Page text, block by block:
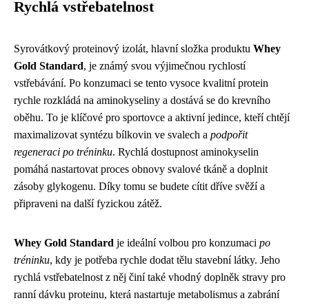
Rychlá vstřebatelnost
Syrovátkový proteinový izolát, hlavní složka produktu Whey
Gold Standard, je známý svou výjimečnou rychlostí
vstřebávání. Po konzumaci se tento vysoce kvalitní protein
rychle rozkládá na aminokyseliny a dostává se do krevního
oběhu. To je klíčové pro sportovce a aktivní jedince, kteří chtějí
maximalizovat syntézu bílkovin ve svalech a podpořit
regeneraci po tréninku. Rychlá dostupnost aminokyselin
pomáhá nastartovat proces obnovy svalové tkáně a doplnit
zásoby glykogenu. Díky tomu se budete cítit dříve svěží a
připraveni na další fyzickou zátěž.
Whey Gold Standard je ideální volbou pro konzumaci po
tréninku, kdy je potřeba rychle dodat tělu stavební látky. Jeho
rychlá vstřebatelnost z něj činí také vhodný doplněk stravy pro
ranní dávku proteinu, která nastartuje metabolismus a zabrání